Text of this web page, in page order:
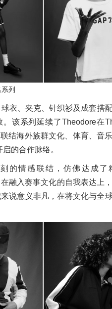
列
衣、夹克、针织衫及成套搭
该系列延续了Theodore在
结海外族群文化、体育、音
的合作脉络。
的情感联结，仿佛达成了
融入赛事文化的自我表达上
说意义非凡，在将文化与全